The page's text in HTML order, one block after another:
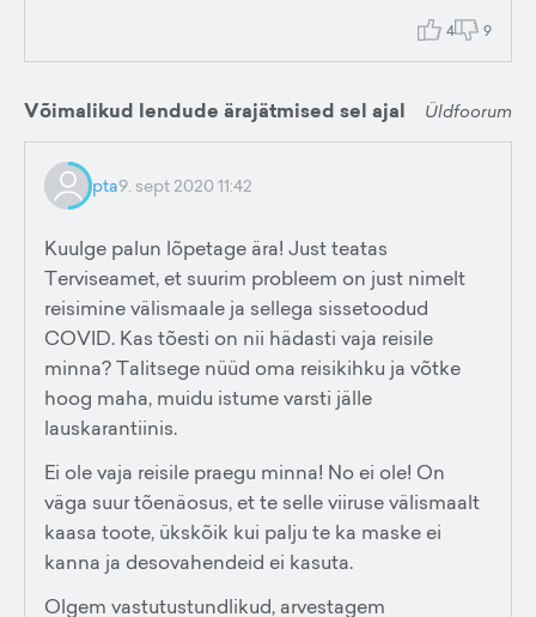
4 9
Võimalikud lendude ärajätmised sel ajal Üldfoorum
pta9. sept 2020 11:42
Kuulge palun lõpetage ära! Just teatas
Terviseamet, et suurim probleem on just nimelt
reisimine välismaale ja sellega sissetoodud
COVID. Kas tõesti on nii hädasti vaja reisile
minna? Talitsege nüüd oma reisikihku ja võtke
hoog maha, muidu istume varsti jälle
lauskarantiinis.
Ei ole vaja reisile praegu minna! No ei ole! On
väga suur tõenäosus, et te selle viiruse välismaalt
kaasa toote, ükskõik kui palju te ka maske ei
kanna ja desovahendeid ei kasuta.
Olgem vastutustundlikud, arvestagem